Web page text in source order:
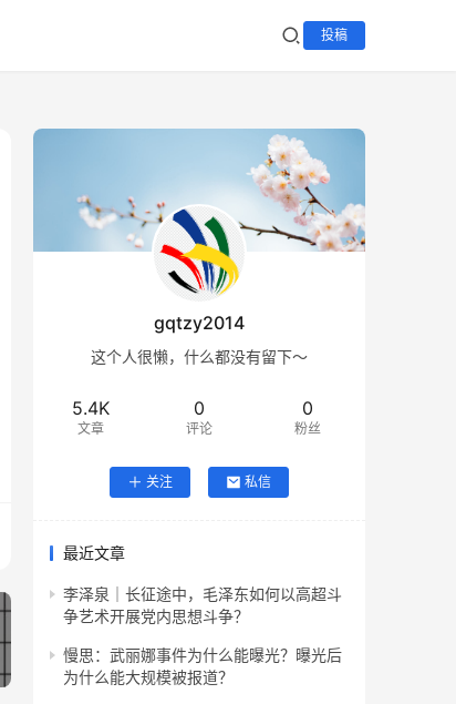
投稿
gqtzy2014
这个人很懒，什么都没有留下～
5.4K
文章
0
评论
0
粉丝
关注 私信
最近文章
李泽泉｜长征途中，毛泽东如何以高超斗
争艺术开展党内思想斗争？
慢思：武丽娜事件为什么能曝光？曝光后
为什么能大规模被报道？